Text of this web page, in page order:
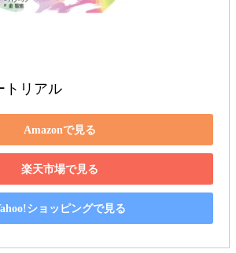
トリアル
Amazonで見る
楽天市場で見る
ショッピングで見る